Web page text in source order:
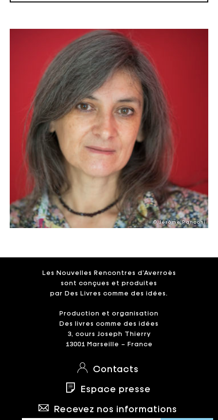
© Jérôme Panconi
Les Nouvelles Rencontres d’Averroès
sont conçues et produites
par Des Livres comme des idées.
Production et organisation
Des livres comme des idées
3, cours Joseph Thierry
13001 Marseille – France
Contacts
Espace presse
Recevez nos informations